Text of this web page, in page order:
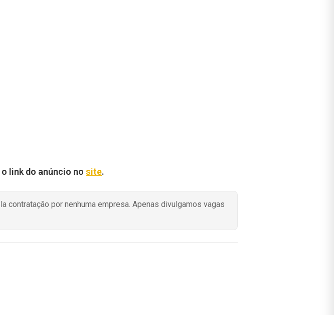
o link do anúncio no site.
contratação por nenhuma empresa. Apenas divulgamos vagas